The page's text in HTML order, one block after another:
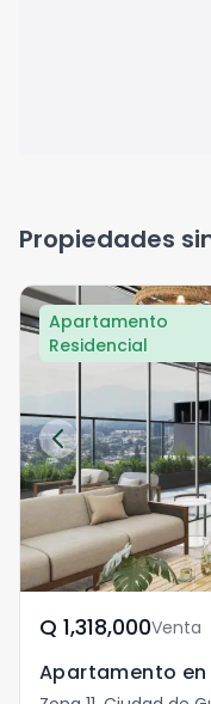
Propiedades
Apartamento
Residencial
Q	1,318,000Venta
Apartamento en